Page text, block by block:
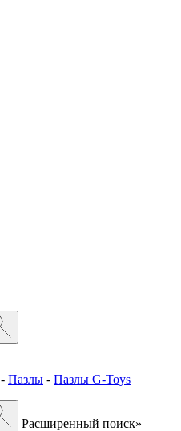
- Пазлы - Пазлы G-Toys
Расширенный поиск»